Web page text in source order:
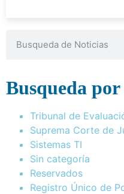
Busqueda
Tribunal de
Suprema Corte de
Sistemas TI
Sin categoría
Reservados
Registro Único de